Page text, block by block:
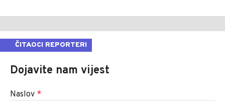
ČITAOCI REPORTERI
Dojavite nam vijest
Naslov *